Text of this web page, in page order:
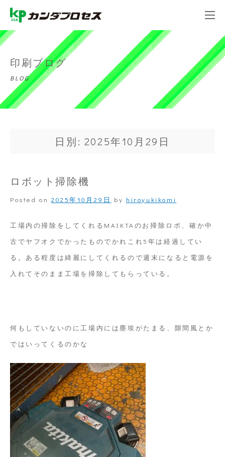
印刷ブログ
BLOG
日別: 2025年10月29日
ロボット掃除機
Posted on 2025年10月29日 by hiroyukikomi
工場内の掃除をしてくれるMAIKTAのお掃除ロボ、確か中
古でヤフオクでかったものでかれこれ5年は経過してい
る。ある程度は綺麗にしてくれるので週末になると電源を
入れてそのまま工場を掃除してもらっている。
何もしていないのに工場内には塵埃がたまる、隙間風とか
ではいってくるのかな